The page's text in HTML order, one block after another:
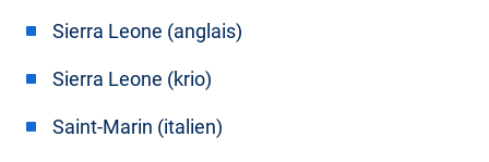
Sierra Leone (anglais)
Sierra Leone (krio)
Saint-Marin (italien)